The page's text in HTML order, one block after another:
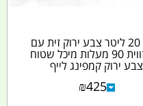
מיכל 20 ליטר צבע ירוק זית עם
ברז זווית 90 מעלות מיכל שטוח
צבע ירוק קמפינג לייף
₪425